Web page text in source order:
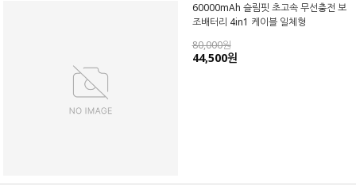
60000mAh 슬림핏 초고속 무선충전 보
조배터리 4in1 케이블 일체형
80,000원
44,500원